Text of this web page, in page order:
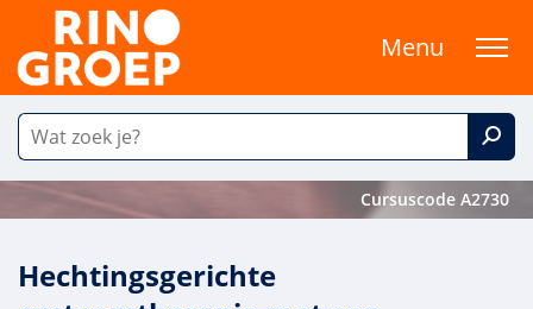
Menu
Cursuscode A2730
Hechtingsgerichte